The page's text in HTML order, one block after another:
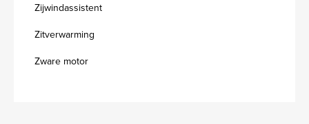
Zijwindassistent
Zitverwarming
Zware motor